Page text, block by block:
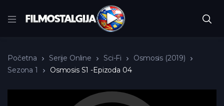
Početna Serije Online Sci-Fi
Osmosis (2019)
Sezona 1
Osmosis S1 -Epizoda 04